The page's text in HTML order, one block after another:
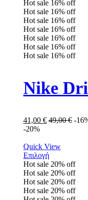
Hot sale 16% off
Hot sale 16% off
Hot sale 16% off
Hot sale 16% off
Hot sale 16% off
Hot sale 16% off
Hot sale 16% off
Nike
41,00 € 49,00€ -
-20%
Quick View
Επιλογή
Hot sale 20% off
Hot sale 20% off
Hot sale 20% off
Hot sale 20% off